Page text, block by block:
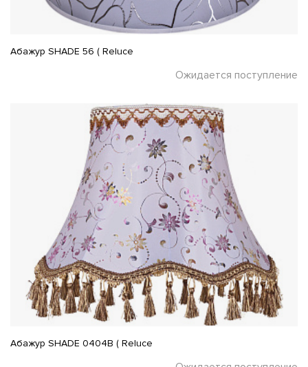
Абажур SHADE 56 ( Reluce
Ожидается поступление
Абажур SHADE 0404B ( Reluce